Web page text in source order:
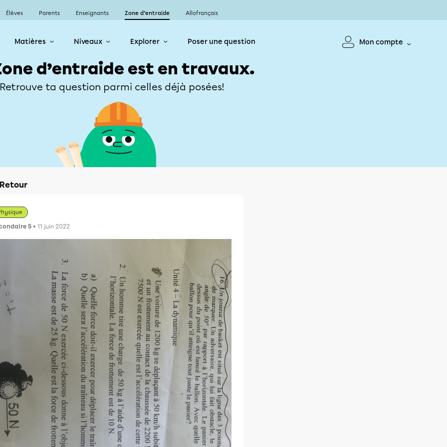
Élèves Parents Enseignants Zone d’entraide Allofrançais
Matières Niveaux Explorer Poser une question Mon compte
d’entraide est en travaux.
ta question parmi celles déjà posées!
Retour
5 • 11 juin 2022